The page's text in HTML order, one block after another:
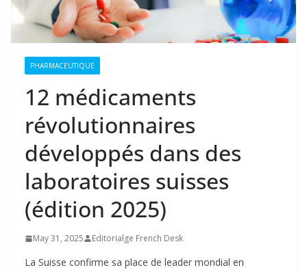
PHARMACEUTIQUE
12 médicaments
révolutionnaires
développés dans des
laboratoires suisses
(édition 2025)
May 31, 2025 Editorialge French Desk
La Suisse confirme sa place de leader mondial en